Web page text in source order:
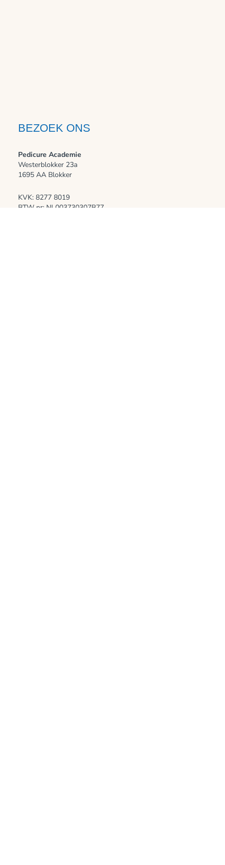
BEZOEK ONS
Pedicure Academie
Westerblokker 23a
1695 AA Blokker
KVK: 8277 8019
BTW nr: NL003730307B77